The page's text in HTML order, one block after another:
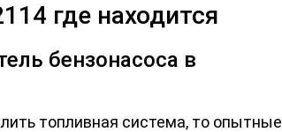
где находится
бензонасоса в
топливная система, то опытные